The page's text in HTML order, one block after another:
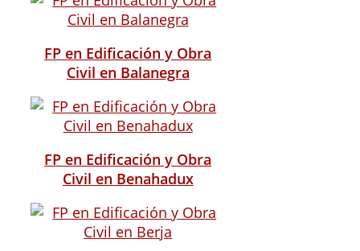
FP en Edificación y Obra
Civil en Balanegra
FP en Edificación y Obra
Civil en Benahadux